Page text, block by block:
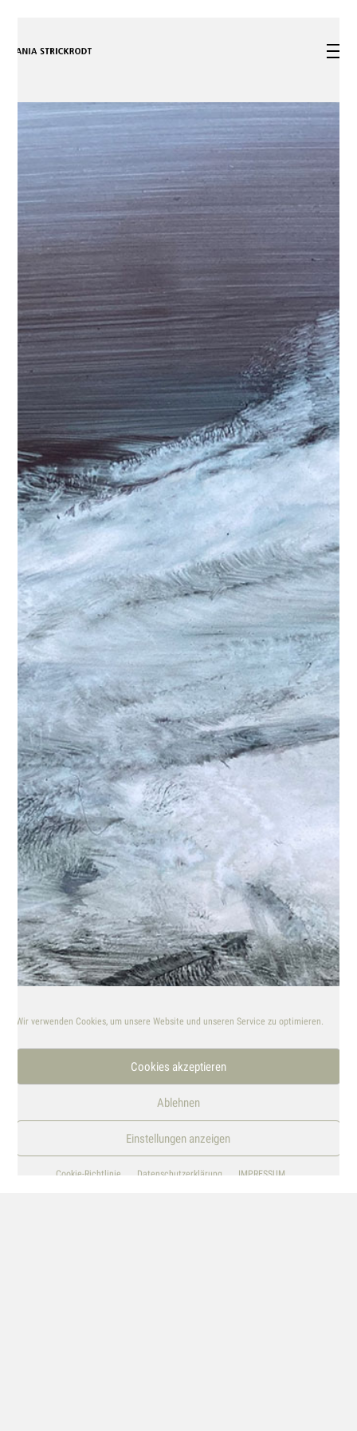
Wir verwenden Cookies, um unsere Website und unseren Service zu optimieren.
Cookies akzeptieren
Ablehnen
Einstellungen anzeigen
Cookie-Richtlinie Datenschutzerklärung IMPRESSUM
TANIA STRICKRODT
Wiedstraße 23 · 47799 Krefeld · Germany
+49 173 910 60 98
hallo@tania-strickrodt.de
KONTAKT
IMPRESSUM
DATENSCHUTZ
Suche